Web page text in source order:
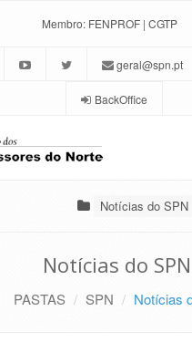
Membro: FENPROF | CGTP
geral@spn.pt
BackOffice
Notícias do SPN
Notícias do SPN
PASTAS SPN Notícias